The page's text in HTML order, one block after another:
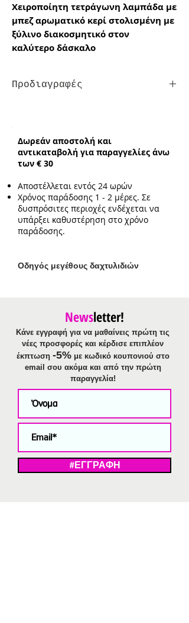
Χειροποίητη τετράγωνη λαμπάδα με
μπεζ αρωματικό κερί στολισμένη με
ξύλινο διακοσμητικό στον
καλύτερο δάσκαλο
Προδιαγραφές
Δωρεάν αποστολή και
αντικαταβολή για παραγγελίες άνω
των € 30
Αποστέλλεται εντός 24 ωρών
Χρόνος παράδοσης 1 - 2 μέρες. Σε
δυσπρόσιτες περιοχές ενδέχεται να
υπάρξει καθυστέρηση στο χρόνο
παράδοσης.
Οδηγός μεγέθους δαχτυλιδιών
Newsletter!
Κάνε εγγραφή για να μαθαίνεις πρώτη τις
νέες προσφορές και κέρδισε επιπλέον
έκπτωση -5%με κωδικό κουπονιού στο
email σου ακόμα και από την πρώτη
παραγγελία!
#ΕΓΓΡΑΦΗ